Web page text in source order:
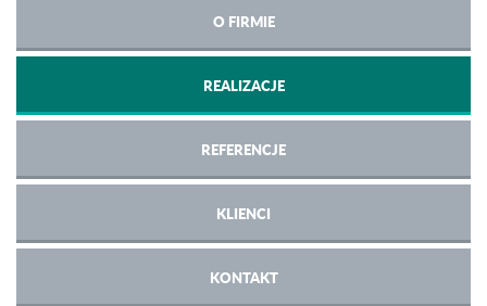
O FIRMIE
REALIZACJE
REFERENCJE
KLIENCI
KONTAKT